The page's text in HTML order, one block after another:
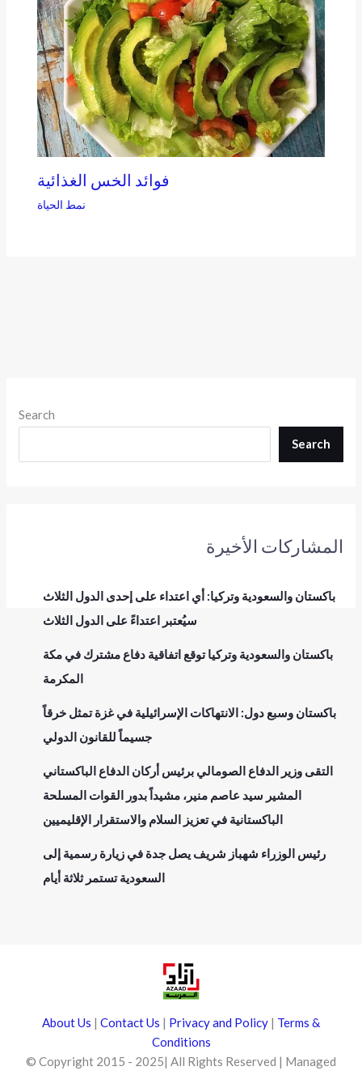
Search
Search
المشاركات الأخيرة
باكستان والسعودية وتركيا: أي اعتداء على إحدى الدول الثلاث
سيُعتبر اعتداءً على الدول الثلاث
باكستان والسعودية وتركيا توقع اتفاقية دفاع مشترك في مكة
المكرمة
باكستان وسبع دول: الانتهاكات الإسرائيلية في غزة تمثل خرقاً
جسيماً للقانون الدولي
التقى وزير الدفاع الصومالي برئيس أركان الدفاع الباكستاني
المشير سيد عاصم منير، مشيداً بدور القوات المسلحة
الباكستانية في تعزيز السلام والاستقرار الإقليميين
رئيس الوزراء شهباز شريف يصل جدة في زيارة رسمية إلى
السعودية تستمر ثلاثة أيام
فوائد الخس الغذائية
نمط الحياة
About Us | Contact Us | Privacy and Policy | Terms &
Conditions
© Copyright 2015 - 2025| All Rights Reserved | Managed